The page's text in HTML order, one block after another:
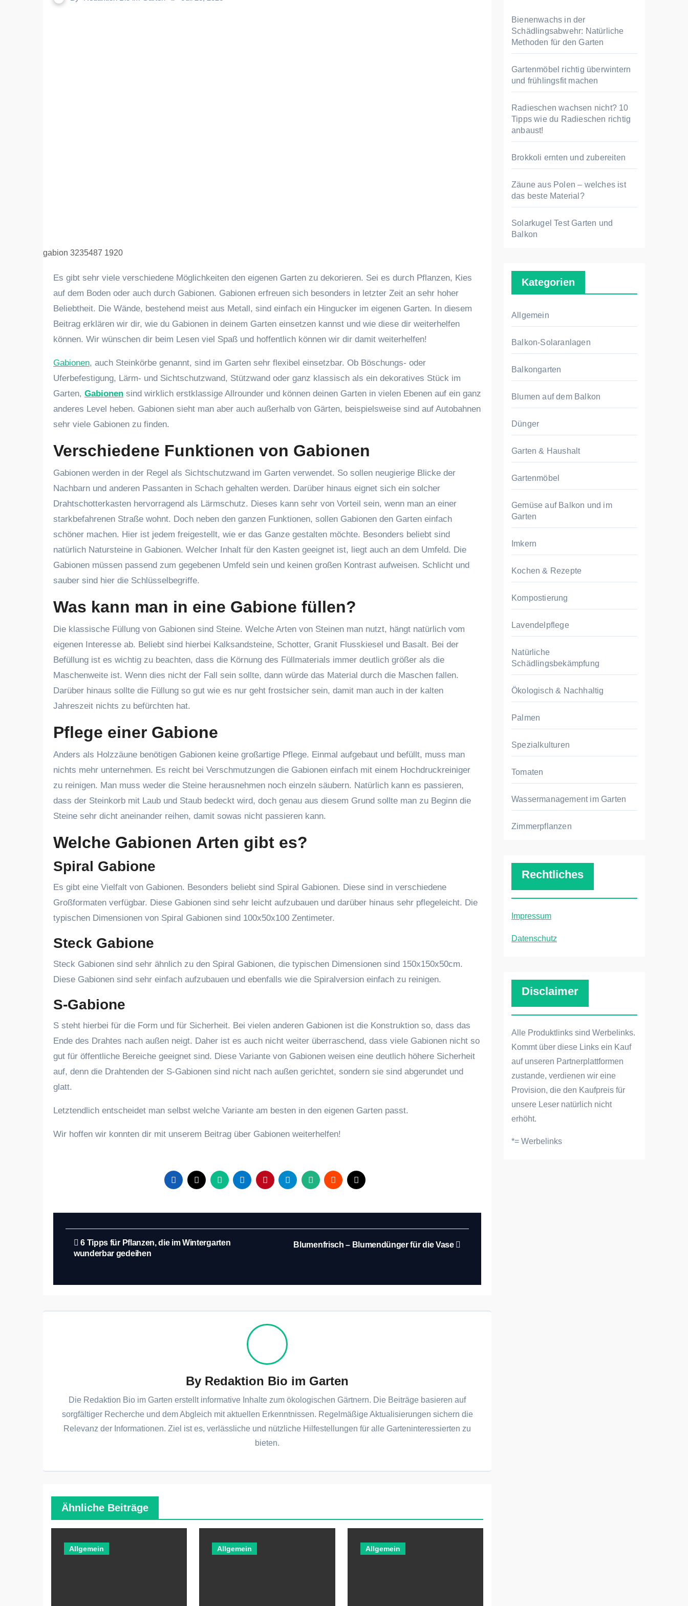
gabion 3235487 1920
Es gibt sehr viele verschiedene Möglichkeiten den eigenen Garten zu dekorieren. Sei es durch Pflanzen, Kies
auf dem Boden oder auch durch Gabionen. Gabionen erfreuen sich besonders in letzter Zeit an sehr hoher
Beliebtheit. Die Wände, bestehend meist aus Metall, sind einfach ein Hingucker im eigenen Garten. In diesem
Beitrag erklären wir dir, wie du Gabionen in deinem Garten einsetzen kannst und wie diese dir weiterhelfen
können. Wir wünschen dir beim Lesen viel Spaß und hoffentlich können wir dir damit weiterhelfen!
Gabionen, auch Steinkörbe genannt, sind im Garten sehr flexibel einsetzbar. Ob Böschungs- oder
Uferbefestigung, Lärm- und Sichtschutzwand, Stützwand oder ganz klassisch als ein dekoratives Stück im
Garten, Gabionen sind wirklich erstklassige Allrounder und können deinen Garten in vielen Ebenen auf ein ganz
anderes Level heben. Gabionen sieht man aber auch außerhalb von Gärten, beispielsweise sind auf Autobahnen
sehr viele Gabionen zu finden.
Verschiedene Funktionen von Gabionen
Gabionen werden in der Regel als Sichtschutzwand im Garten verwendet. So sollen neugierige Blicke der
Nachbarn und anderen Passanten in Schach gehalten werden. Darüber hinaus eignet sich ein solcher
Drahtschotterkasten hervorragend als Lärmschutz. Dieses kann sehr von Vorteil sein, wenn man an einer
starkbefahrenen Straße wohnt. Doch neben den ganzen Funktionen, sollen Gabionen den Garten einfach
schöner machen. Hier ist jedem freigestellt, wie er das Ganze gestalten möchte. Besonders beliebt sind
natürlich Natursteine in Gabionen. Welcher Inhalt für den Kasten geeignet ist, liegt auch an dem Umfeld. Die
Gabionen müssen passend zum gegebenen Umfeld sein und keinen großen Kontrast aufweisen. Schlicht und
sauber sind hier die Schlüsselbegriffe.
Was kann man in eine Gabione füllen?
Die klassische Füllung von Gabionen sind Steine. Welche Arten von Steinen man nutzt, hängt natürlich vom
eigenen Interesse ab. Beliebt sind hierbei Kalksandsteine, Schotter, Granit Flusskiesel und Basalt. Bei der
Befüllung ist es wichtig zu beachten, dass die Körnung des Füllmaterials immer deutlich größer als die
Maschenweite ist. Wenn dies nicht der Fall sein sollte, dann würde das Material durch die Maschen fallen.
Darüber hinaus sollte die Füllung so gut wie es nur geht frostsicher sein, damit man auch in der kalten
Jahreszeit nichts zu befürchten hat.
Pflege einer Gabione
Anders als Holzzäune benötigen Gabionen keine großartige Pflege. Einmal aufgebaut und befüllt, muss man
nichts mehr unternehmen. Es reicht bei Verschmutzungen die Gabionen einfach mit einem Hochdruckreiniger
zu reinigen. Man muss weder die Steine herausnehmen noch einzeln säubern. Natürlich kann es passieren,
dass der Steinkorb mit Laub und Staub bedeckt wird, doch genau aus diesem Grund sollte man zu Beginn die
Steine sehr dicht aneinander reihen, damit sowas nicht passieren kann.
Welche Gabionen Arten gibt es?
Spiral Gabione
Es gibt eine Vielfalt von Gabionen. Besonders beliebt sind Spiral Gabionen. Diese sind in verschiedene
Großformaten verfügbar. Diese Gabionen sind sehr leicht aufzubauen und darüber hinaus sehr pflegeleicht. Die
typischen Dimensionen von Spiral Gabionen sind 100x50x100 Zentimeter.
Steck Gabione
Steck Gabionen sind sehr ähnlich zu den Spiral Gabionen, die typischen Dimensionen sind 150x150x50cm.
Diese Gabionen sind sehr einfach aufzubauen und ebenfalls wie die Spiralversion einfach zu reinigen.
S-Gabione
S steht hierbei für die Form und für Sicherheit. Bei vielen anderen Gabionen ist die Konstruktion so, dass das
Ende des Drahtes nach außen neigt. Daher ist es auch nicht weiter überraschend, dass viele Gabionen nicht so
gut für öffentliche Bereiche geeignet sind. Diese Variante von Gabionen weisen eine deutlich höhere Sicherheit
auf, denn die Drahtenden der S-Gabionen sind nicht nach außen gerichtet, sondern sie sind abgerundet und
glatt.
Letztendlich entscheidet man selbst welche Variante am besten in den eigenen Garten passt.
Wir hoffen wir konnten dir mit unserem Beitrag über Gabionen weiterhelfen!
Beitragsnavigation
6 Tipps für Pflanzen, die im Wintergarten
wunderbar gedeihen
Blumenfrisch – Blumendünger für die Vase
By Redaktion Bio im Garten
Die Redaktion Bio im Garten erstellt informative Inhalte zum ökologischen Gärtnern. Die Beiträge basieren auf
sorgfältiger Recherche und dem Abgleich mit aktuellen Erkenntnissen. Regelmäßige Aktualisierungen sichern die
Relevanz der Informationen. Ziel ist es, verlässliche und nützliche Hilfestellungen für alle Garteninteressierten zu
bieten.
Ähnliche Beiträge
Allgemein Allgemein Allgemein
n
a
c
:
Bienenwachs in der
Schädlingsabwehr: Natürliche
Methoden für den Garten
Gartenmöbel richtig überwintern
und frühlingsfit machen
Radieschen wachsen nicht? 10
Tipps wie du Radieschen richtig
anbaust!
Brokkoli ernten und zubereiten
Zäune aus Polen – welches ist
das beste Material?
Solarkugel Test Garten und
Balkon
Kategorien
Allgemein
Balkon-Solaranlagen
Balkongarten
Blumen auf dem Balkon
Dünger
Garten & Haushalt
Gartenmöbel
Gemüse auf Balkon und im
Garten
Imkern
Kochen & Rezepte
Kompostierung
Lavendelpflege
Natürliche
Schädlingsbekämpfung
Ökologisch & Nachhaltig
Palmen
Spezialkulturen
Tomaten
Wassermanagement im Garten
Zimmerpflanzen
Rechtliches
Impressum
Datenschutz
Disclaimer
Alle Produktlinks sind Werbelinks.
Kommt über diese Links ein Kauf
auf unseren Partnerplattformen
zustande, verdienen wir eine
Provision, die den Kaufpreis für
unsere Leser natürlich nicht
erhöht.
*= Werbelinks